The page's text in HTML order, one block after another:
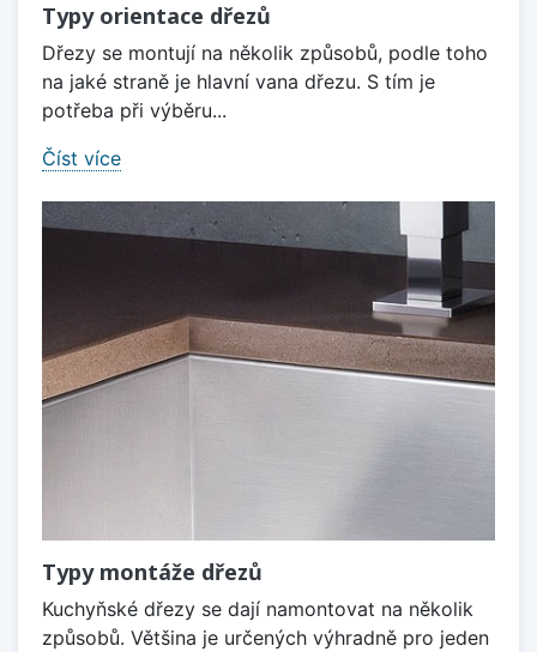
Typy orientace dřezů
Dřezy se montují na několik způsobů, podle toho
na jaké straně je hlavní vana dřezu. S tím je
potřeba při výběru...
Číst více
Typy montáže dřezů
Kuchyňské dřezy se dají namontovat na několik
způsobů. Většina je určených výhradně pro jeden